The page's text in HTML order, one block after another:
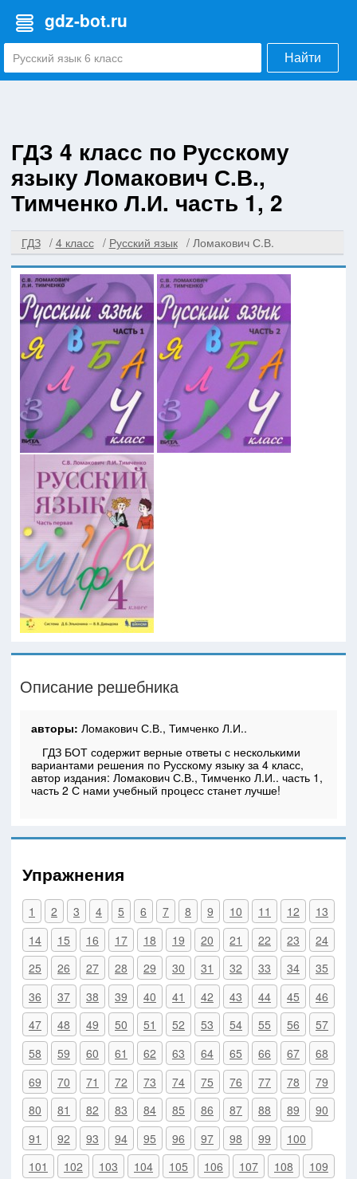
gdz-bot.ru
Найти
ГДЗ 4 класс по Русскому
языку Ломакович С.В.,
Тимченко Л.И. часть 1, 2
ГДЗ 4 класс Русский язык Ломакович С.В.
Описание решебника
авторы:Ломакович С.В., Тимченко Л.И..
ГДЗ БОТ содержит верные ответы с несколькими
вариантами решения по Русскому языку за 4 класс,
автор издания: Ломакович С.В., Тимченко Л.И.. часть 1,
часть 2 С нами учебный процесс станет лучше!
Упражнения
1 2 3 4 5 6 7 8 9 10 11 12
13
14
15 16 17 18 19 20 21 22 23
24
25
26 27 28 29 30 31 32 33 34
35
36
37 38 39 40 41 42 43 44 45
46
47
48 49 50 51 52 53 54 55 56
57
58
59 60 61 62 63 64 65 66 67
68
69
70 71 72 73 74 75 76 77 78
79
80
81 82 83 84 85 86 87 88 89
90
91
92 93 94 95 96 97 98 99
100
101
102 103 104 105 106 107 108
109